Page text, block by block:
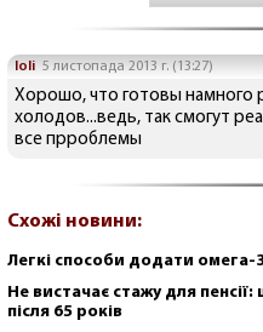
loli 5 листопада 2013 г. (13:27)
Хорошо, что готовы намного
холодов...ведь, так смогут
все прроблемы
Схожі новини:
Легкі способи додати омега-
Не вистачає стажу для
після 65 років